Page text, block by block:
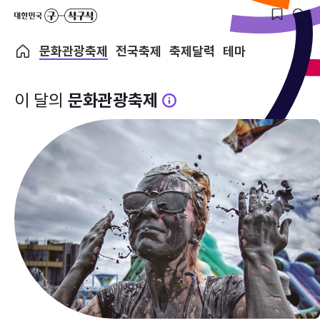
문화관광축제 전국축제 축제달력 테마
이 달의 문화관광축제